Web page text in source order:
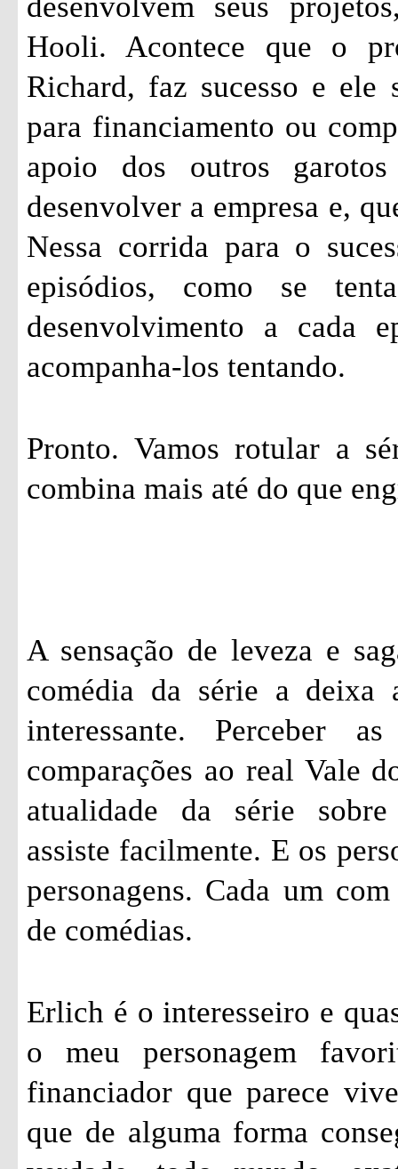
Hooli. Acontece que o
Richard, faz sucesso e ele
para financiamento ou
apoio dos outros
desenvolver a empresa e,
Nessa corrida para o
episódios, como se
desenvolvimento a cada
acompanha-los tentando.
Pronto. Vamos rotular a
combina mais até do que
A sensação de leveza e
comédia da série a deixa
interessante. Perceber
comparações ao real Vale
atualidade da série
assiste facilmente. E os
personagens. Cada um
de comédias.
Erlich é o interesseiro e
o meu personagem
financiador que parece
que de alguma forma